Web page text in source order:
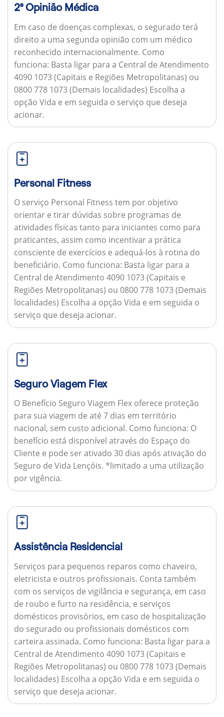
2ª Opinião Médica
Em caso de doenças complexas, o segurado terá
direito a uma segunda opinião com um médico
reconhecido internacionalmente. Como
funciona: Basta ligar para a Central de Atendimento
4090 1073 (Capitais e Regiões Metropolitanas) ou
0800 778 1073 (Demais localidades) Escolha a
opção Vida e em seguida o serviço que deseja
acionar.
Personal Fitness
O serviço Personal Fitness tem por objetivo
orientar e tirar dúvidas sobre programas de
atividades físicas tanto para iniciantes como para
praticantes, assim como incentivar a prática
consciente de exercícios e adequá-los à rotina do
beneficiário. Como funciona: Basta ligar para a
Central de Atendimento 4090 1073 (Capitais e
Regiões Metropolitanas) ou 0800 778 1073 (Demais
localidades) Escolha a opção Vida e em seguida o
serviço que deseja acionar.
Seguro Viagem Flex
O Benefício Seguro Viagem Flex oferece proteção
para sua viagem de até 7 dias em território
nacional, sem custo adicional. Como funciona: O
benefício está disponível através do Espaço do
Cliente e pode ser ativado 30 dias após ativação do
Seguro de Vida Lençóis. *limitado a uma utilização
por vigência.
Assistência Residencial
Serviços para pequenos reparos como chaveiro,
eletricista e outros profissionais. Conta também
com os serviços de vigilância e segurança, em caso
de roubo e furto na residência, e serviços
domésticos provisórios, em caso de hospitalização
do segurado ou profissionais domésticos com
carteira assinada. Como funciona: Basta ligar para a
Central de Atendimento 4090 1073 (Capitais e
Regiões Metropolitanas) ou 0800 778 1073 (Demais
localidades) Escolha a opção Vida e em seguida o
serviço que deseja acionar.